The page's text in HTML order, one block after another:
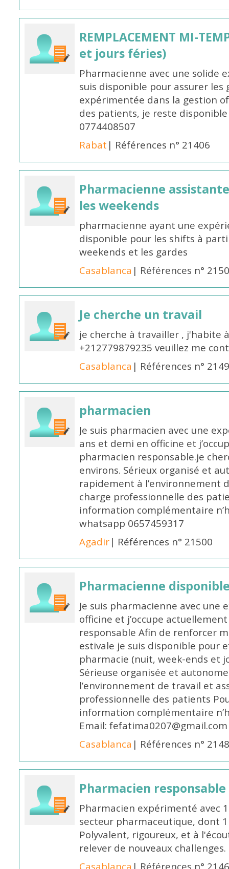
REMPLACEMENT MI-
et jours féries)
Pharmacienne avec une solide
suis disponible pour assurer les
expérimentée dans la gestion
des patients, je reste
0774408507
Rabat | Références n° 21406
Pharmacienne
les weekends
pharmacienne ayant une
disponible pour les shifts à
weekends et les gardes
Casablanca | Références n°
Je cherche un travail
je cherche à travailler , j'habite
+212779879235 veuillez me
Casablanca | Références n°
pharmacien
Je suis pharmacien avec une
ans et demi en officine et
pharmacien responsable.je
environs. Sérieux organisé et
rapidement à l’environnement
charge professionnelle des
information complémentaire
whatsapp 0657459317
Agadir| Références n° 21500
Pharmacienne
Je suis pharmacienne avec
officine et j’occupe
responsable Afin de renforcer
estivale je suis disponible pour
pharmacie (nuit, week-ends et
Sérieuse organisée et
l’environnement de travail et
professionnelle des patients
information complémentaire
Email: fefatima0207@gmail.com
Casablanca | Références n°
Pharmacien responsable
Pharmacien expérimenté avec
secteur pharmaceutique, dont
Polyvalent, rigoureux, et à
relever de nouveaux